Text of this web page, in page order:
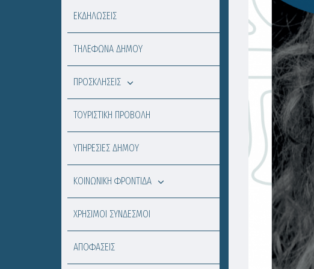
ΕΚΔΗΛΩΣΕΙΣ
ΤΗΛΕΦΩΝΑ ΔΗΜΟΥ
ΠΡΟΣΚΛΗΣΕΙΣ
ΤΟΥΡΙΣΤΙΚΗ ΠΡΟΒΟΛΗ
ΥΠΗΡΕΣΙΕΣ ΔΗΜΟΥ
ΚΟΙΝΩΝΙΚΗ ΦΡΟΝΤΙΔΑ
ΧΡΗΣΙΜΟΙ ΣΥΝΔΕΣΜΟΙ
ΑΠΟΦΑΣΕΙΣ